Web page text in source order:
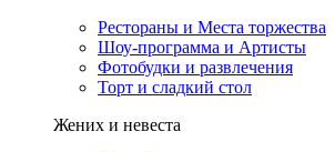
Рестораны и Места торжества
Шоу-программа и Артисты
Фотобудки и развлечения
Торт и сладкий стол
Жених и невеста